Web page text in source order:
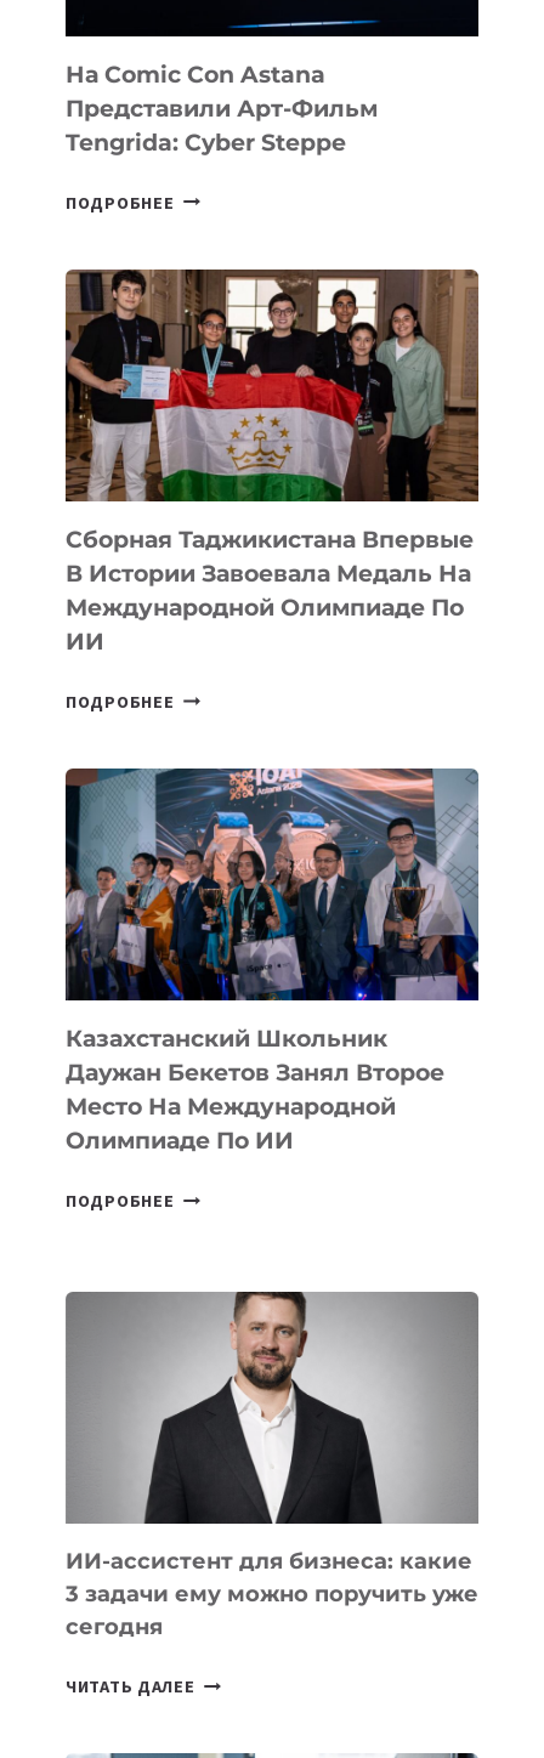
На Comic Con Astana
Представили Арт-Фильм
Tengrida: Cyber Steppe
ПОДРОБНЕЕ
ASTANA
ПРЕДСТАВИЛИ
АРТ-
ФИЛЬМ
TENGRIDA:
CYBER
STEPPE
Сборная Таджикистана Впервые
В Истории Завоевала Медаль На
Международной Олимпиаде По
ИИ
ПОДРОБНЕЕ СБОРНАЯ
В
ИСТОРИИ
ЗАВОЕВАЛА
МЕДАЛЬ
НА
МЕЖДУНАРОДНОЙ
ОЛИМПИАДЕ
ПО
ИИ
Казахстанский Школьник
Даужан Бекетов Занял Второе
Место На Международной
Олимпиаде По ИИ
ПОДРОБНЕЕ КАЗАХСТАНСКИЙ
ВТОРОЕ
МЕСТО
НА
МЕЖДУНАРОДНОЙ
ОЛИМПИАДЕ
ИИ
ИИ-ассистент для бизнеса: какие
3 задачи ему можно поручить уже
сегодня
ЧИТАТЬ ДАЛЕЕ ИИ-